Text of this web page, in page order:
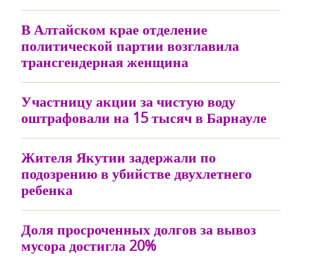
В Алтайском крае отделение
политической партии возглавила
трансгендерная женщина
Участницу акции за чистую воду
оштрафовали на 15 тысяч в Барнауле
Жителя Якутии задержали по
подозрению в убийстве двухлетнего
ребенка
Доля просроченных долгов за вывоз
мусора достигла 20%